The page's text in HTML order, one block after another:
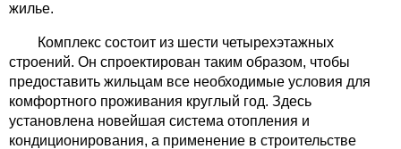
жилье.
Комплекс состоит из шести четырехэтажных
строений. Он спроектирован таким образом, чтобы
предоставить жильцам все необходимые условия для
комфортного проживания круглый год. Здесь
установлена новейшая система отопления и
кондиционирования, а применение в строительстве